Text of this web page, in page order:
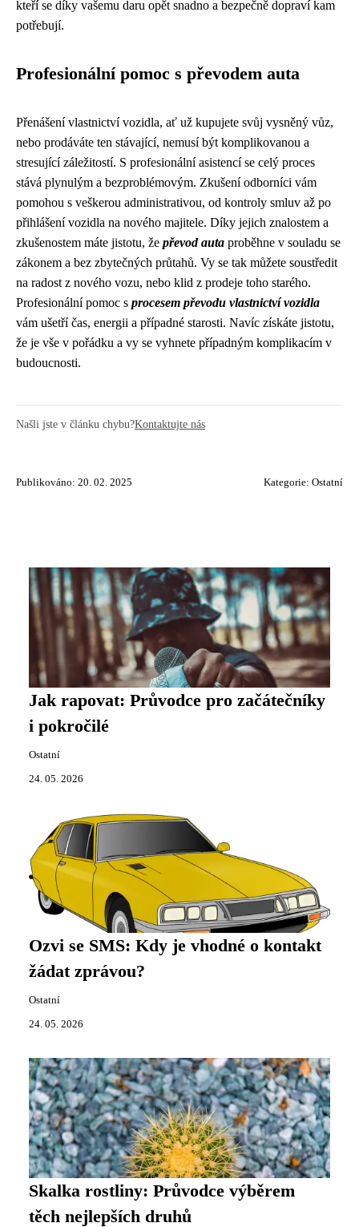
kteří se díky vašemu daru opět snadno a bezpečně dopraví kam
potřebují.
Profesionální pomoc s převodem auta
Přenášení vlastnictví vozidla, ať už kupujete svůj vysněný vůz,
nebo prodáváte ten stávající, nemusí být komplikovanou a
stresující záležitostí. S profesionální asistencí se celý proces
stává plynulým a bezproblémovým. Zkušení odborníci vám
pomohou s veškerou administrativou, od kontroly smluv až po
přihlášení vozidla na nového majitele. Díky jejich znalostem a
zkušenostem máte jistotu, že převod auta proběhne v souladu se
zákonem a bez zbytečných průtahů. Vy se tak můžete soustředit
na radost z nového vozu, nebo klid z prodeje toho starého.
Profesionální pomoc s procesem převodu vlastnictví vozidla
vám ušetří čas, energii a případné starosti. Navíc získáte jistotu,
že je vše v pořádku a vy se vyhnete případným komplikacím v
budoucnosti.
Našli jste v článku chybu?Kontaktujte nás
Publikováno: 20. 02. 2025 Kategorie: Ostatní
Jak rapovat: Průvodce pro začátečníky
i pokročilé
Ostatní
24. 05. 2026
Ozvi se SMS: Kdy je vhodné o kontakt
žádat zprávou?
Ostatní
24. 05. 2026
Skalka rostliny: Průvodce výběrem
těch nejlepších druhů